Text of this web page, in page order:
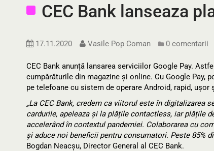
CEC Bank lanseaza
17.11.2020 Vasile Pop Coman 0 comentarii
CEC Bank anunță lansarea serviciilor Google Pay.
cumpărăturile din magazine și online. Cu Google Pay,
pe telefoane cu sistem de operare Android, rapid,
„La CEC Bank, credem ca viitorul este în digitalizarea
cardurile, apeleaza și la plățile contactless, iar plățile
accelerând în contextul pandemiei. Colaborarea cu
și aduce noi beneficii pentru consumatori. Peste 85%
Bogdan Neacșu, Director General al CEC Bank.